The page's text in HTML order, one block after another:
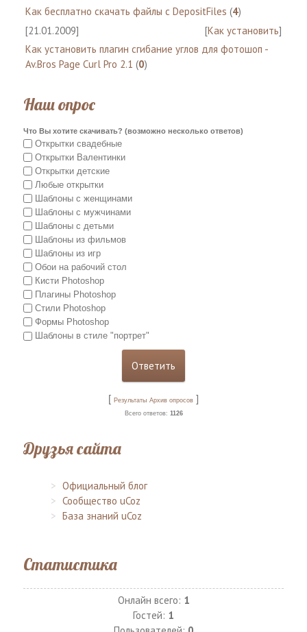
Как бесплатно скачать файлы с DepositFiles (4)
[21.01.2009]
[Как установить]
Как установить плагин сгибание углов для фотошоп -
Av.Bros Page Curl Pro 2.1 (0)
Наш опрос
Что Вы хотите скачивать? (возможно несколько ответов)
Открытки свадебные
Открытки Валентинки
Открытки детские
Любые открытки
Шаблоны с женщинами
Шаблоны с мужчинами
Шаблоны с детьми
Шаблоны из фильмов
Шаблоны из игр
Обои на рабочий стол
Кисти Photoshop
Плагины Photoshop
Стили Photoshop
Формы Photoshop
Шаблоны в стиле "портрет"
[ Результаты Архив опросов ]
Всего ответов: 1126
Друзья сайта
Официальный блог
Сообщество uCoz
База знаний uCoz
Статистика
Онлайн всего: 1
Гостей: 1